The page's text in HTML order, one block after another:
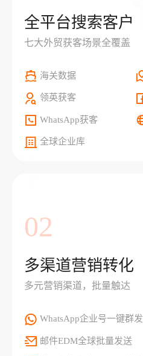
全平台搜索客户
七大外贸获客场景全覆盖
海关数据
领英获客
WhatsApp获客
全球企业库
02
多渠道营销转化
多元营销渠道，批量触达
WhatsApp企业号一键群发
邮件EDM全球批量发送